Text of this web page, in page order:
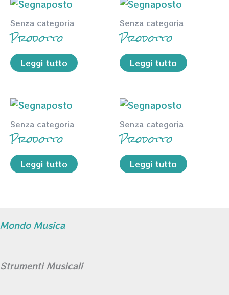
Senza categoria
Prodotto
Leggi tutto
Senza categoria
Prodotto
Leggi tutto
Senza categoria
Prodotto
Leggi tutto
Senza categoria
Prodotto
Leggi tutto
Mondo Musica
Strumenti Musicali